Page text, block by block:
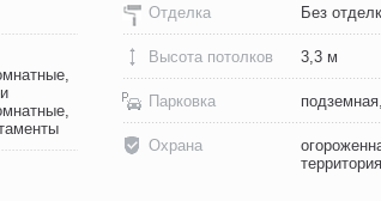
Отделка Без
Высота потолков 3,3 м
Парковка
Охрана
территория